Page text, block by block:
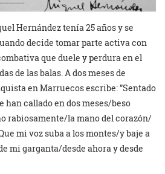
Hernández tenía 25 años y se
decide tomar parte activa con
que duele y perdura en el
de las balas. A dos meses de
en Marruecos escribe: ”Sentado
han callado en dos meses/beso
rabiosamente/la mano del corazón/
mi voz suba a los montes/y baje a
mi garganta/desde ahora y desde